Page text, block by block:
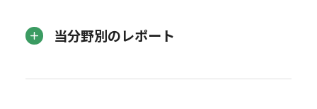
当分野別のレポート